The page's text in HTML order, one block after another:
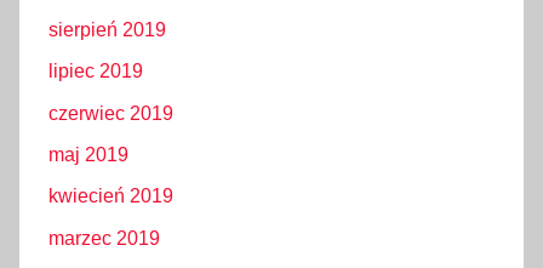
sierpień 2019
lipiec 2019
czerwiec 2019
maj 2019
kwiecień 2019
marzec 2019